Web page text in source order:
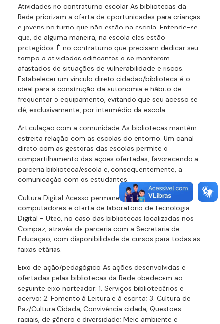
Atividades no contraturno escolar As bibliotecas da
Rede priorizam a oferta de oportunidades para crianças
e jovens no turno que não estão na escola. Entende-se
que, de alguma maneira, na escola eles estão
protegidos. É no contraturno que precisam dedicar seu
tempo a atividades edificantes e se manterem
afastados de situações de vulnerabilidade e riscos.
Estabelecer um vínculo direto cidadão/biblioteca é o
ideal para a construção da autonomia e hábito de
frequentar o equipamento, evitando que seu acesso se
dê, exclusivamente, por intermédio da escola.
Articulação com a comunidade As bibliotecas mantêm
estreita relação com as escolas do entorno. Um canal
direto com as gestoras das escolas permite o
compartilhamento das ações ofertadas, favorecendo a
parceria biblioteca/escola e, consequentemente, a
comunicação com os estudantes.
Cultura Digital Acesso permanente a wifi, ilha de
computadores e oferta de laboratório de tecnologia
Digital - Utec, no caso das bibliotecas localizadas nos
Compaz, através de parceria com a Secretaria de
Educação, com disponibilidade de cursos para todas as
faixas etárias.
Eixo de ação/pedagógico As ações desenvolvidas e
ofertadas pelas bibliotecas da Rede obedecem ao
seguinte eixo norteador: 1. Serviços bibliotecários e
acervo; 2. Fomento à Leitura e à escrita; 3. Cultura de
Paz/Cultura Cidadã; Convivência cidadã; Questões
raciais, de gênero e diversidade; Meio ambiente e